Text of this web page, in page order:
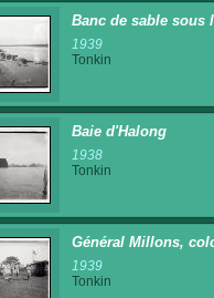
Banc de sable sous
1939
Tonkin
Baie d'Halong
1938
Tonkin
Général Millons,
1939
Tonkin